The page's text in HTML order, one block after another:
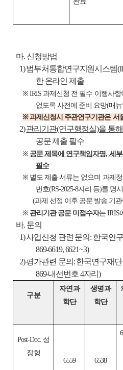
마. 신청방법
1) 범부처통합연구지원시스템
한 온라인 제출
※ IRIS 과제신청 전 필수 이행사
없도록 사전에 준비 요망(매
※ 과제신청시 주관연구기관은 서
2)관리기관(연구행정실)을 통해
공문 제출 필수
※ 공문 제목에 연구책임자명, 세
필수
※ 별도 제출 서류는 없으며 과제
번호(RS-2025-8자리 등)를 명시
(과제 선정 이후 공문 발송 기
※ 관리기관 공문 미접수자는 IRIS
바. 문의
1) 사업신청 관련 문의: 한국연
869-6619, 6621~3)
2) 평가관련 문의: 한국연구재
869-내선번호 4자리)
구분
자연과
학단
생명과
학단
Post-Doc. 성
장형
6559 6538